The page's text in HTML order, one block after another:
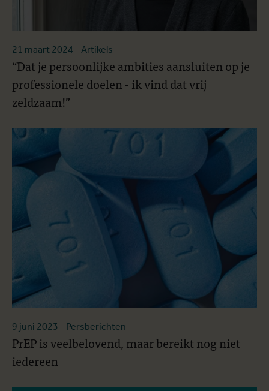
21 maart 2024 - Artikels
“Dat je persoonlijke ambities aansluiten op je
professionele doelen - ik vind dat vrij
zeldzaam!”
9 juni 2023 - Persberichten
PrEP is veelbelovend, maar bereikt nog niet
iedereen